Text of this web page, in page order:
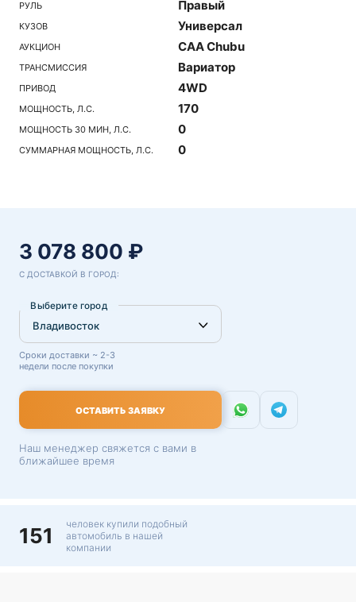
РУЛЬ Правый
КУЗОВ Универсал
АУКЦИОН CAA Chubu
ТРАНСМИССИЯ Вариатор
ПРИВОД 4WD
МОЩНОСТЬ, Л.С. 170
МОЩНОСТЬ 30 МИН, Л.С. 0
СУММАРНАЯ МОЩНОСТЬ, Л.С. 0
3 078 800 ₽
С ДОСТАВКОЙ В ГОРОД:
Выберите город
Сроки доставки ~ 2-3
недели после покупки
ОСТАВИТЬ ЗАЯВКУ
Наш менеджер свяжется с вами в
ближайшее время
151
человек купили подобный
автомобиль в нашей
компании